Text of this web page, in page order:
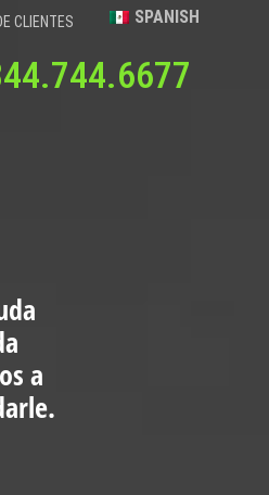
CLIENTES SPANISH
a